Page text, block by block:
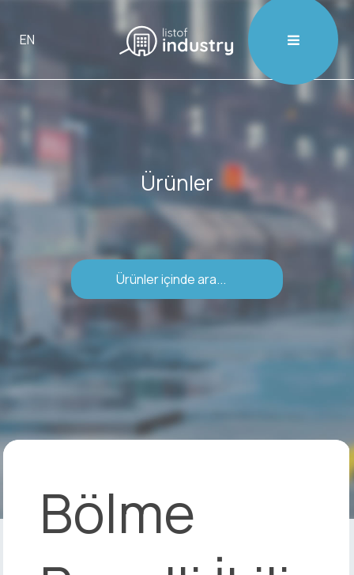

EN
Ürünler
Bölme